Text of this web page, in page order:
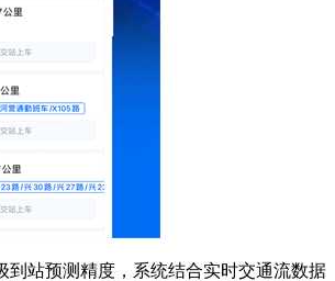
到站预测精度，系统结合实时交通流数据